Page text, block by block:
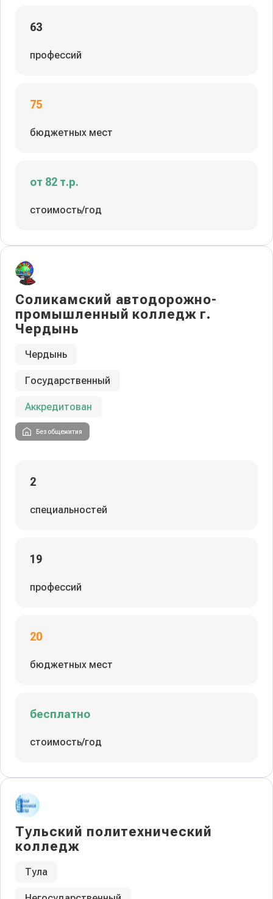
63
профессий
75
бюджетных мест
от 82 т.р.
стоимость/год
Соликамский автодорожно-
промышленный колледж г.
Чердынь
Чердынь
Государственный
Аккредитован
Без общежития
2
специальностей
19
профессий
20
бюджетных мест
бесплатно
стоимость/год
Тульский политехнический
колледж
Тула